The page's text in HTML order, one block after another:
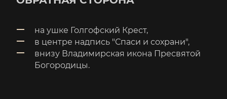
на ушке Голгофский Крест,
в центре надпись "Спаси и сохрани",
внизу Владимирская икона Пресвятой
Богородицы.